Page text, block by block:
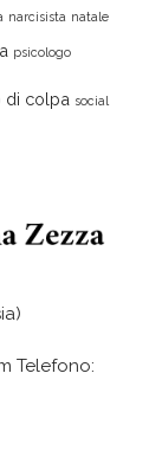
narcisista natale
psicologo
di colpa social
Telefono: